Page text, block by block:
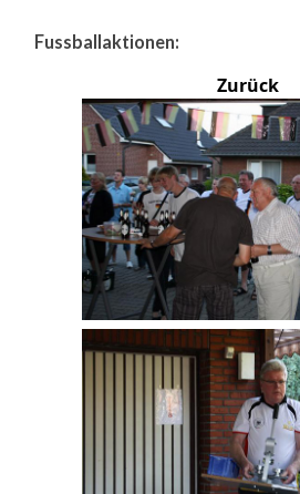
Fussballaktionen:
Zurück